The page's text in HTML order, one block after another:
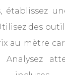
établissez
des
au mètre
Analysez